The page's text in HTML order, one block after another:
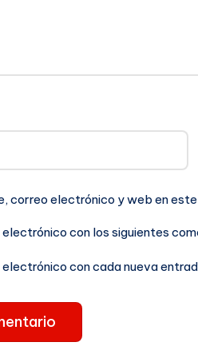
correo electrónico y web en
electrónico con los siguientes
electrónico con cada nueva